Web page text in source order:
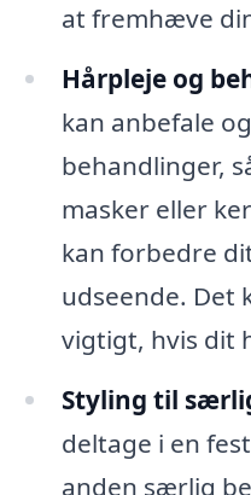
at fremhæve
Hårpleje og
kan anbefale
behandlinger,
masker eller
kan forbedre
udseende.
vigtigt, hvis dit
Styling til
deltage i en
anden særlig